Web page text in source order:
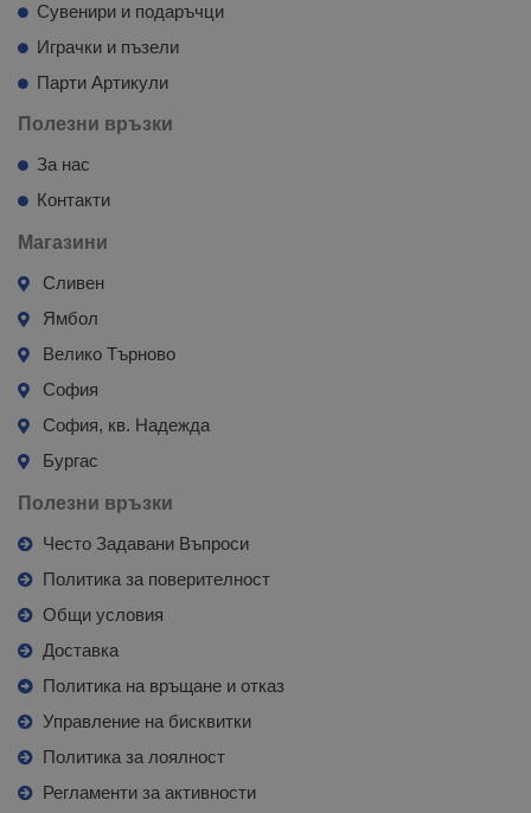
Сувенири и подаръчци
Играчки и пъзели
Парти Артикули
Полезни връзки
За нас
Контакти
Магазини
Сливен
Ямбол
Велико Търново
София
София, кв. Надежда
Бургас
Полезни връзки
Често Задавани Въпроси
Политика за поверителност
Общи условия
Доставка
Политика на връщане и отказ
Управление на бисквитки
Политика за лоялност
Регламенти за активности